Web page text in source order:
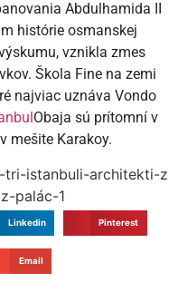
Abdulhamida II
histórie osmanskej
vznikla zmes
Škola Fine na zemi
najviac uznáva Vondo
Obaja sú prítomní v
mešite Karakoy.
Linkedin Pinterest
Email